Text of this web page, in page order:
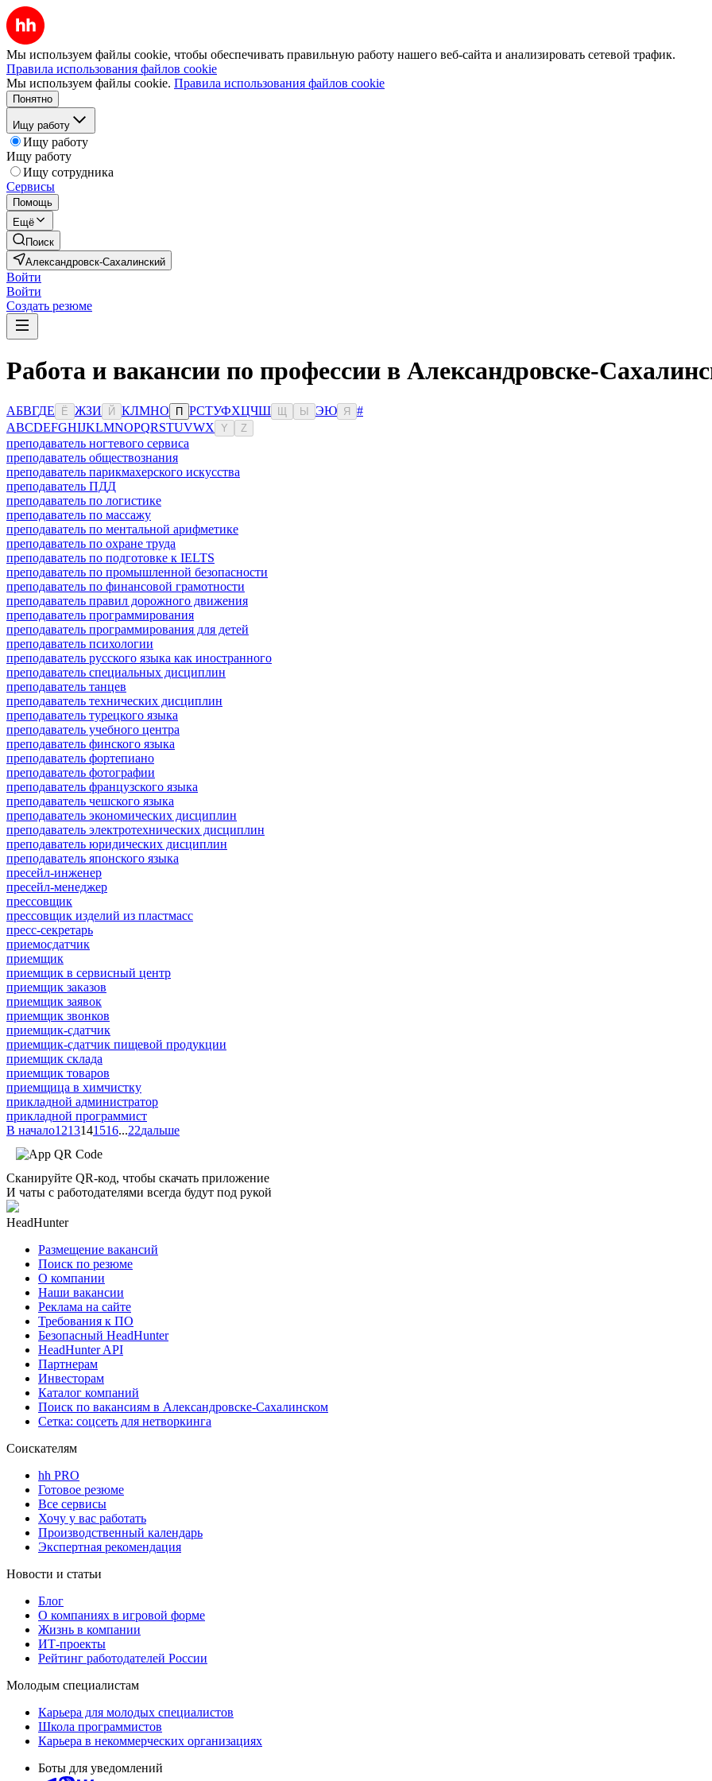
Мы используем файлы cookie, чтобы обеспечивать правильную работу нашего веб-сайта и анализировать сетевой трафик.
Правила использования файлов cookie
Мы используем файлы cookie. Правила использования файлов cookie
Понятно
Ищу работу
Ищу работу
Ищу работу
Ищу сотрудника
Сервисы
Помощь
Ещё
Поиск
Александровск-Сахалинский
Войти
Войти
Создать резюме
Работа и вакансии по профессии в Александровске-
АБВГДЕ Ё ЖЗИ Й КЛМНО П РСТУФХЦЧШ Ы ЭЮ Я
#
ABCDEFGHIJKLMNOPQRSTUVWX Y Z
преподаватель ногтевого сервиса
преподаватель обществознания
преподаватель парикмахерского искусства
преподаватель ПДД
преподаватель по логистике
преподаватель по массажу
преподаватель по ментальной арифметике
преподаватель по охране труда
преподаватель по подготовке к IELTS
преподаватель по промышленной безопасности
преподаватель по финансовой грамотности
преподаватель правил дорожного движения
преподаватель программирования
преподаватель программирования для детей
преподаватель психологии
преподаватель русского языка как иностранного
преподаватель специальных дисциплин
преподаватель танцев
преподаватель технических дисциплин
преподаватель турецкого языка
преподаватель учебного центра
преподаватель финского языка
преподаватель фортепиано
преподаватель фотографии
преподаватель французского языка
преподаватель чешского языка
преподаватель экономических дисциплин
преподаватель электротехнических дисциплин
преподаватель юридических дисциплин
преподаватель японского языка
пресейл-инженер
пресейл-менеджер
прессовщик
прессовщик изделий из пластмасс
пресс-секретарь
приемосдатчик
приемщик
приемщик в сервисный центр
приемщик заказов
приемщик заявок
приемщик звонков
приемщик-сдатчик
приемщик-сдатчик пищевой продукции
приемщик склада
приемщик товаров
приемщица в химчистку
прикладной администратор
прикладной программист
В начало1213141516...22дальше
Сканируйте QR-код, чтобы скачать приложение
И чаты с работодателями всегда будут под рукой
HeadHunter
Размещение вакансий
Поиск по резюме
О компании
Наши вакансии
Реклама на сайте
Требования к ПО
Безопасный HeadHunter
HeadHunter API
Партнерам
Инвесторам
Каталог компаний
Поиск по вакансиям в Александровске-Сахалинском
Сетка: соцсеть для нетворкинга
Соискателям
hh PRO
Готовое резюме
Все сервисы
Хочу у вас работать
Производственный календарь
Экспертная рекомендация
Новости и статьи
Блог
О компаниях в игровой форме
Жизнь в компании
ИТ-проекты
Рейтинг работодателей России
Молодым специалистам
Карьера для молодых специалистов
Школа программистов
Карьера в некоммерческих организациях
Боты для уведомлений